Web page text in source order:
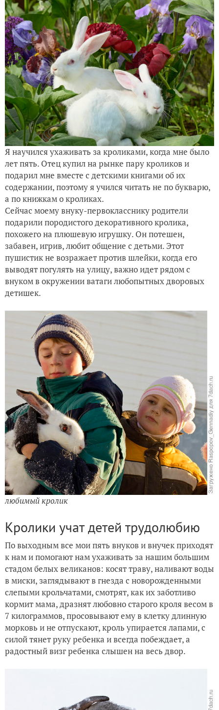
Как я готовлю правильный компост
Я научился ухаживать за кроликами, когда мне было
лет пять. Отец купил на рынке пару кроликов и
подарил мне вместе с детскими книгами об их
содержании, поэтому я учился читать не по букварю,
а по книжкам о кроликах.
Сейчас моему внуку-первокласснику родители
подарили породистого декоративного кролика,
похожего на плюшевую игрушку. Он потешен,
забавен, игрив, любит общение с детьми. Этот
пушистик не возражает против шлейки, когда его
выводят погулять на улицу, важно идет рядом с
внуком в окружении ватаги любопытных дворовых
детишек.
любимый кролик
Кролики учат детей трудолюбию
По выходным все мои пять внуков и внучек приходят
к нам и помогают нам ухаживать за нашим большим
стадом белых великанов: косят траву, наливают воды
в миски, заглядывают в гнезда с новорожденными
слепыми крольчатами, смотрят, как их заботливо
кормит мама, дразнят любовно старого кроля весом в
7 килограммов, просовывают ему в клетку длинную
морковь и не отпускают, кроль упирается лапами, с
силой тянет руку ребенка и всегда побеждает, а
радостный визг ребенка слышен на весь двор.